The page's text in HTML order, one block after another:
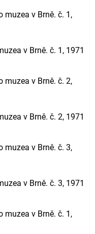
v Brně. č. 1, 1971
v Brně. č. 2, 1971
v Brně. č. 3, 1971